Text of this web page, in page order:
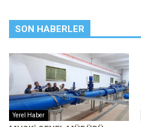
SON HABERLER
Yerel Haber